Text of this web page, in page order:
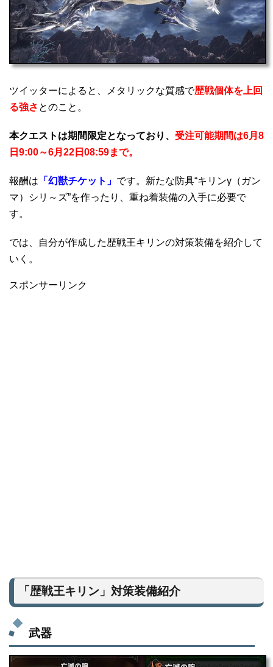
ツイッターによると、メタリックな質感で歴戦個体を上回
る強さ とのこと。
本クエストは期間限定となっており、 受注可能期間は6月8
日9:00～6月22日08:59まで。
報酬は 「幻獣チケット」 です。新たな防具“キリンγ（ガン
マ）シリ～ズ”を作ったり、重ね着装備の入手に必要で
す。
では、自分が作成した歴戦王キリンの対策装備を紹介して
いく。
スポンサーリンク
「歴戦王キリン」対策装備紹介
武器